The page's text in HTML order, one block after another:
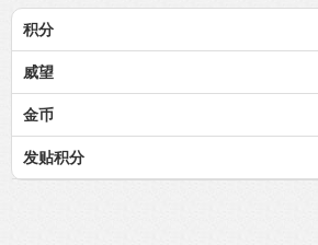
积分
威望
金币
发贴积分